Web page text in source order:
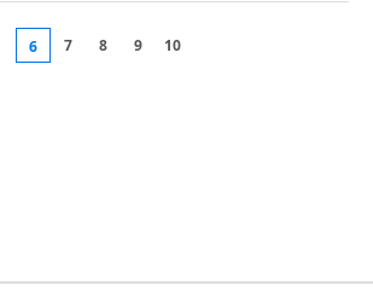
6 7 8 9 10